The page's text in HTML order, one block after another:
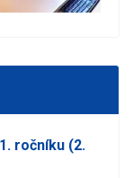
ročníku (2.